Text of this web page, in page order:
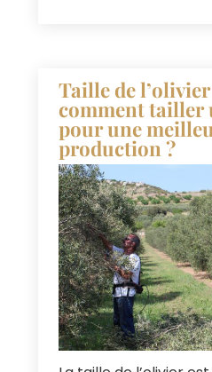
Taille de l’olivier
comment tailler
pour une
production?